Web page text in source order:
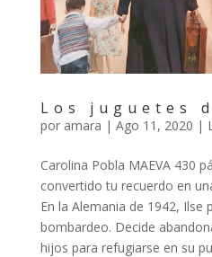
Los juguetes
por amara | Ago 11, 2020 |
Carolina Pobla MAEVA 430
convertido tu recuerdo en
En la Alemania de 1942, Ilse
bombardeo. Decide
hijos para refugiarse en su